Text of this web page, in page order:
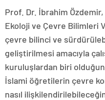
Prof. Dr. İbrahim
Ekoloji ve Çevre Bilimleri
çevre bilinci ve
geliştirilmesi amacıyla
kuruluşlardan biri
İslami öğretilerin çevre
nasıl